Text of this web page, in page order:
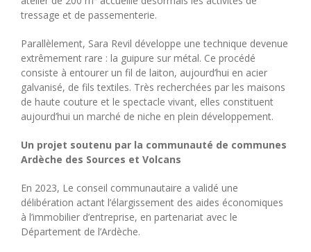
tressage et de passementerie.
Parallèlement, Sara Revil développe une technique devenue
extrêmement rare : la guipure sur métal. Ce procédé
consiste à entourer un fil de laiton, aujourd’hui en acier
galvanisé, de fils textiles. Très recherchées par les maisons
de haute couture et le spectacle vivant, elles constituent
aujourd’hui un marché de niche en plein développement.
Un projet soutenu par la communauté de communes
Ardèche des Sources et Volcans
En 2023, Le conseil communautaire a validé une
délibération actant l’élargissement des aides économiques
à l’immobilier d’entreprise, en partenariat avec le
Département de l’Ardèche.